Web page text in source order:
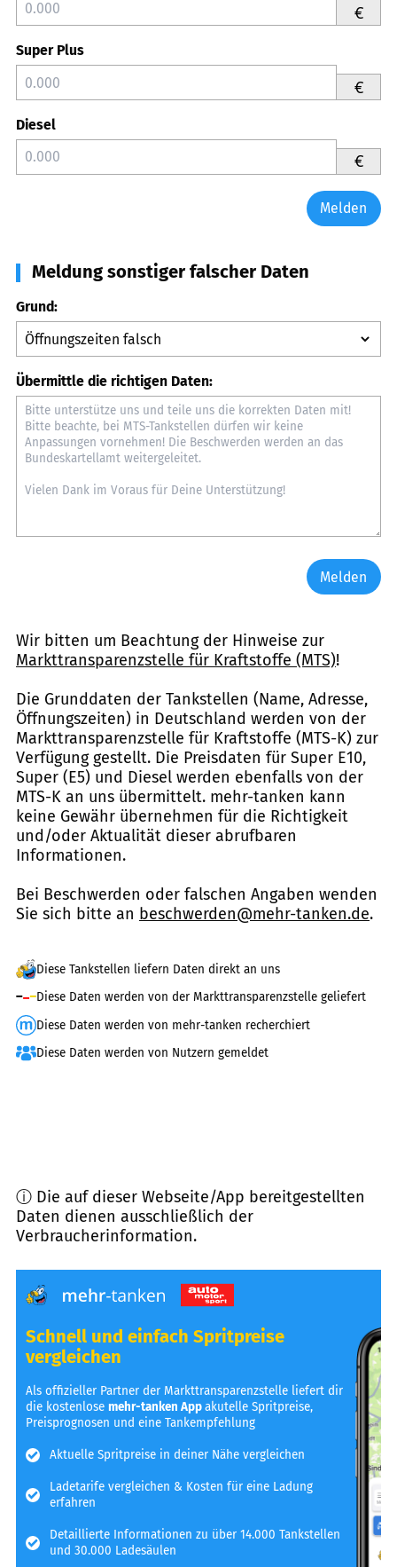
€
Super Plus
€
Diesel
€
Melden
Meldung sonstiger falscher Daten
Grund:
Übermittle die richtigen Daten:
Melden
Wir bitten um Beachtung der Hinweise zur
Markttransparenzstelle für Kraftstoffe (MTS)!
Die Grunddaten der Tankstellen (Name, Adresse,
Öffnungszeiten) in Deutschland werden von der
Markttransparenzstelle für Kraftstoffe (MTS-K) zur
Verfügung gestellt. Die Preisdaten für Super E10,
Super (E5) und Diesel werden ebenfalls von der
MTS-K an uns übermittelt. mehr-tanken kann
keine Gewähr übernehmen für die Richtigkeit
und/oder Aktualität dieser abrufbaren
Informationen.
Bei Beschwerden oder falschen Angaben wenden
Sie sich bitte an beschwerden@mehr-tanken.de.
Diese Tankstellen liefern Daten direkt an uns
Diese Daten werden von der Markttransparenzstelle geliefert
Diese Daten werden von mehr-tanken recherchiert
Diese Daten werden von Nutzern gemeldet
ⓘ Die auf dieser Webseite/App bereitgestellten
Daten dienen ausschließlich der
Verbraucherinformation.
Schnell und einfach Spritpreise
vergleichen
Als offizieller Partner der Markttransparenzstelle liefert dir
die kostenlosemehr-tanken Appakutelle Spritpreise,
Preisprognosen und eine Tankempfehlung
Aktuelle Spritpreise in deiner Nähe vergleichen
Ladetarife vergleichen & Kosten für eine Ladung
erfahren
Detaillierte Informationen zu über 14.000 Tankstellen
und 30.000 Ladesäulen